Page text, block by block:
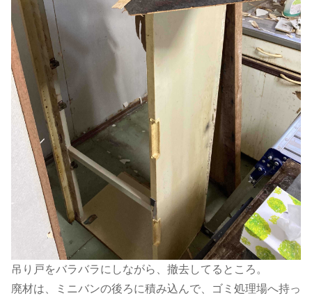
吊り戸をバラバラにしながら、撤去してるところ。
廃材は、ミニバンの後ろに積み込んで、ゴミ処理場へ持っ